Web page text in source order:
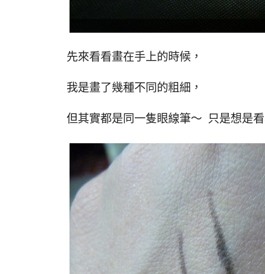
先來看看畫在手上的時候，
我是畫了幾種不同的粗細，
但其實都是同一隻眼線筆～ 只是想是